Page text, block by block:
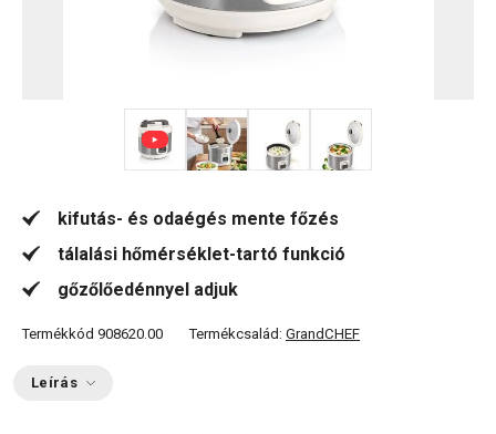
kifutás- és odaégés mente főzés
tálalási hőmérséklet-tartó funkció
gőzőlőedénnyel adjuk
Termékkód 908620.00 Termékcsalád: GrandCHEF
Leírás